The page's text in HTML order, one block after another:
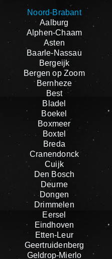
Noord-Brabant
Aalburg
Alphen-Chaam
Asten
Baarle-Nassau
Bergeijk
Bergen op Zoom
Bernheze
Best
Bladel
Boekel
Boxmeer
Boxtel
Breda
Cranendonck
Cuijk
Den Bosch
Deurne
Dongen
Drimmelen
Eersel
Eindhoven
Etten-Leur
Geertruidenberg
Geldrop-Mierlo